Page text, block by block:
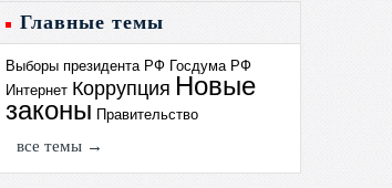
Главные темы
Выборы президента РФ Госдума РФ
Интернет Коррупция Новые
законы Правительство
все темы →